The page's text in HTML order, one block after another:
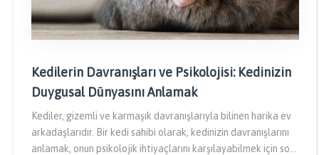
Kedilerin Davranışları ve Psikolojisi: Kedinizin
Duygusal Dünyasını Anlamak
Kediler, gizemli ve karmaşık davranışlarıyla bilinen harika ev
arkadaşlarıdır. Bir kedi sahibi olarak, kedinizin davranışlarını
anlamak, onun psikolojik ihtiyaçlarını karşılayabilmek için son